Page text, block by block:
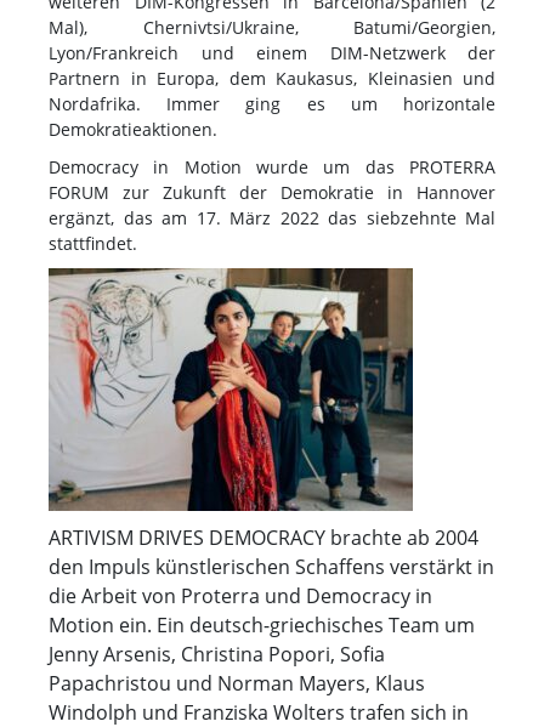
Mal), Chernivtsi/Ukraine, Batumi/Georgien,
Lyon/Frankreich und einem DIM-Netzwerk der
Partnern in Europa, dem Kaukasus, Kleinasien und
Nordafrika. Immer ging es um horizontale
Demokratieaktionen.
Democracy in Motion wurde um das PROTERRA
FORUM zur Zukunft der Demokratie in Hannover
ergänzt, das am 17. März 2022 das siebzehnte Mal
stattfindet.
ARTIVISM DRIVES DEMOCRACY brachte ab 2004
den Impuls künstlerischen Schaffens verstärkt in
die Arbeit von Proterra und Democracy in
Motion ein. Ein deutsch-griechisches Team um
Jenny Arsenis, Christina Popori, Sofia
Papachristou und Norman Mayers, Klaus
Windolph und Franziska Wolters trafen sich in